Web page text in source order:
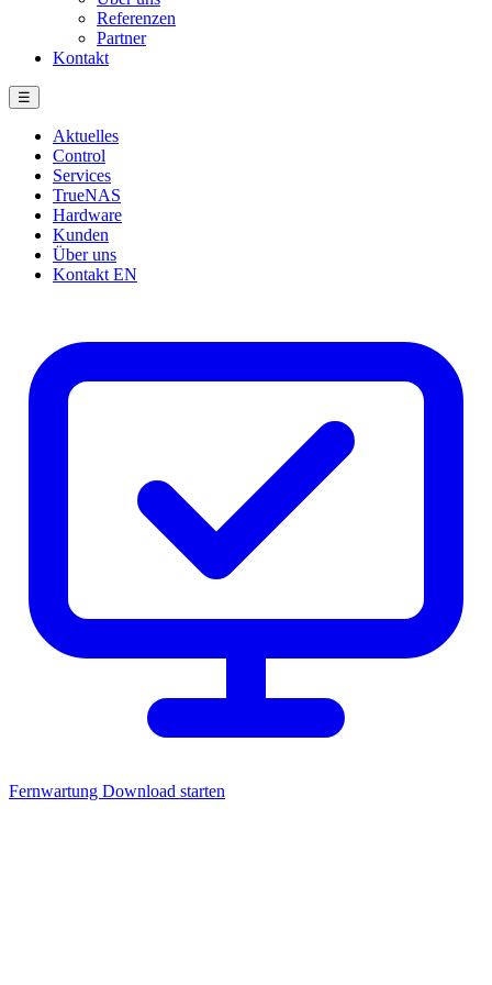
Referenzen
Partner
Kontakt
☰
Aktuelles
Control
Services
TrueNAS
Hardware
Kunden
Über uns
Kontakt EN
Fernwartung Download starten